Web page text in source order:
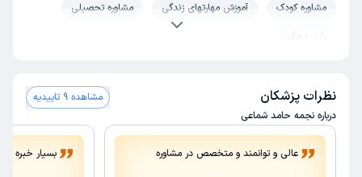
مشاوره کودک آموزش مهارتهای زندگی
مشاوره تحصیلی
بازی درمانی
نظرات پزشکان
درباره نجمه حامد شماعی
مشاهده 9 تاییدیه
عالی و توانمند و متخصص در مشاوره بسیار خبره و